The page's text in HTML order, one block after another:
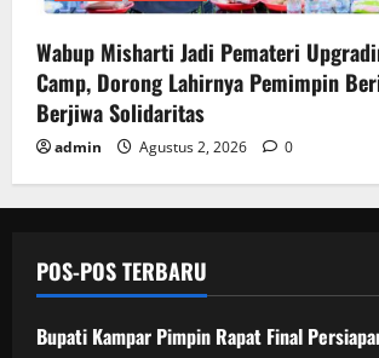
Wabup Misharti Jadi Pemateri
Camp, Dorong Lahirnya Pemimpin
Berjiwa Solidaritas
admin Agustus 2, 2026 0
POS-POS TERBARU
Bupati Kampar Pimpin Rapat Final